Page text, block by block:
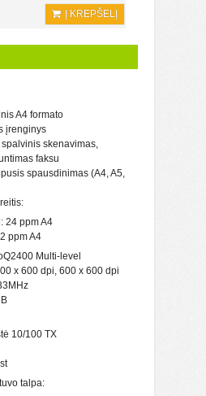
Į KREPŠELĮ
A4 formato
įrenginys
skenavimas,
faksu
spausdinimas (A4, A5,
24 ppm A4
ppm A4
Multi-level
x 600 dpi, 600 x 600 dpi
10/100 TX
talpa: